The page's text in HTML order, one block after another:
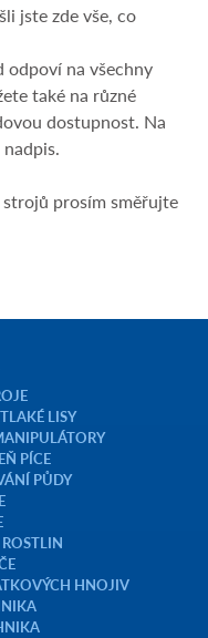
jste zde vše, co
odpoví na všechny
také na různé
dostupnost. Na
prosím směřujte
LISY
PÍCE
PŮDY
HNOJIV